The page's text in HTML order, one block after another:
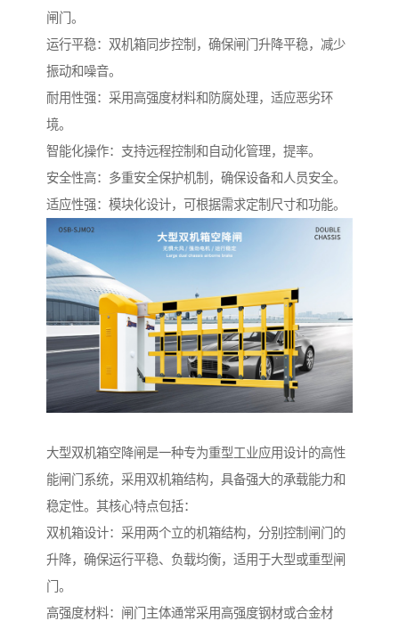
闸门。
运行平稳：双机箱同步控制，确保闸门升降平稳，减少
振动和噪音。
耐用性强：采用高强度材料和防腐处理，适应恶劣环
境。
智能化操作：支持远程控制和自动化管理，提率。
安全性高：多重安全保护机制，确保设备和人员安全。
适应性强：模块化设计，可根据需求定制尺寸和功能。
大型双机箱空降闸是一种专为重型工业应用设计的高性
能闸门系统，采用双机箱结构，具备强大的承载能力和
稳定性。其核心特点包括：
双机箱设计：采用两个立的机箱结构，分别控制闸门的
升降，确保运行平稳、负载均衡，适用于大型或重型闸
门。
高强度材料：闸门主体通常采用高强度钢材或合金材